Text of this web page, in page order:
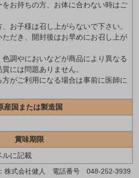
をお持ちの方、お体に合わない時はご
お子様は召し上がらないで下さい。
ただき、開封後はお早めにお召し上が
色調やにおいなどが商品により異なる
には問題ありません。
方がご利用になる場合は事前に医師に
産国または製造国
賞味期限
ルに記載
株式会社健人 電話番号 048-252-3939